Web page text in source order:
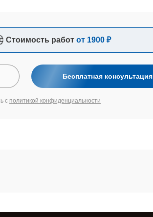
Стоимость работ от 1900 ₽
Бесплатная консультация
с политикой конфиденциальности